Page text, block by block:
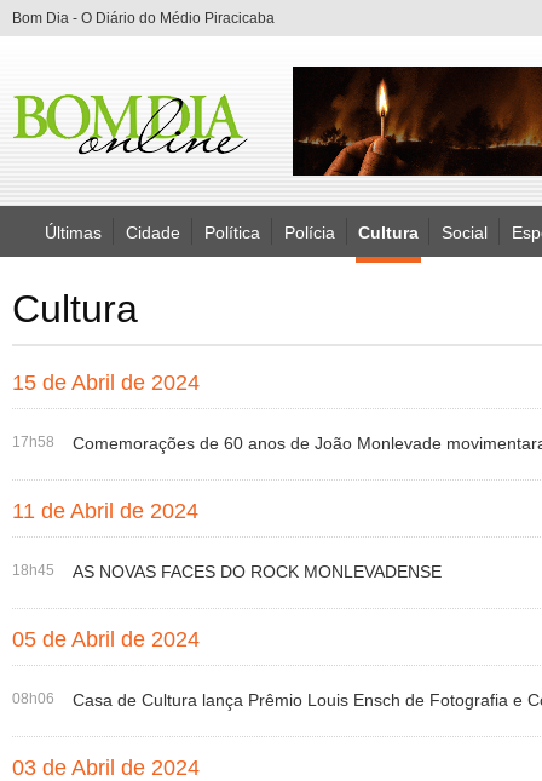
Bom Dia - O Diário do Médio Piracicaba
Últimas Cidade Política Polícia Cultura Social
Cultura
15 de Abril de 2024
17h58 Comemorações de 60 anos de João Monlevade
11 de Abril de 2024
18h45 AS NOVAS FACES DO ROCK MONLEVADENSE
05 de Abril de 2024
08h06 Casa de Cultura lança Prêmio Louis Ensch de Fotografia e
03 de Abril de 2024